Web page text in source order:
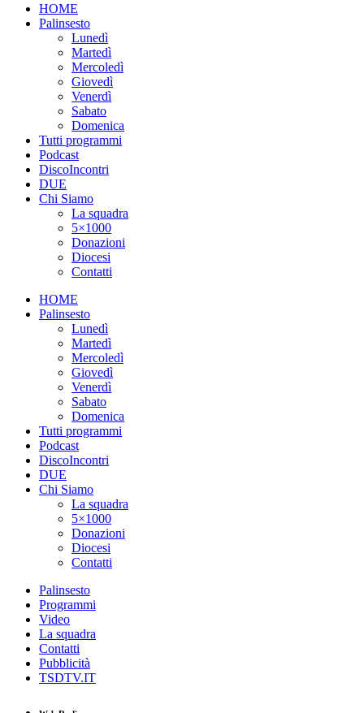
HOME
Palinsesto
Lunedì
Martedì
Mercoledì
Giovedì
Venerdì
Sabato
Domenica
Tutti programmi
Podcast
DiscoIncontri
DUE
Chi Siamo
La squadra
5×1000
Donazioni
Diocesi
Contatti
HOME
Palinsesto
Lunedì
Martedì
Mercoledì
Giovedì
Venerdì
Sabato
Domenica
Tutti programmi
Podcast
DiscoIncontri
DUE
Chi Siamo
La squadra
5×1000
Donazioni
Diocesi
Contatti
Palinsesto
Programmi
Video
La squadra
Contatti
Pubblicità
TSDTV.IT